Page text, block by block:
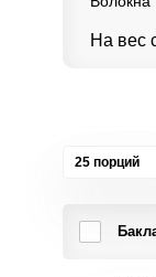
На вес
25 порций